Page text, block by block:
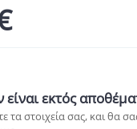
είναι εκτός
τα στοιχεία σας, και θα